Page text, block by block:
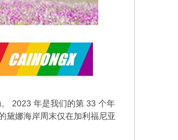
2023 年是我们的第 33 个年
黛娜海岸周末仅在加利福尼亚